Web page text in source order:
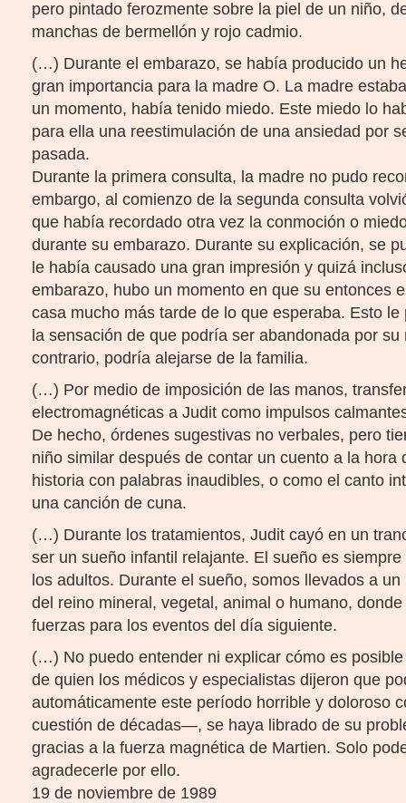
pero pintado ferozmente sobre la piel de un niño,
manchas de bermellón y rojo cadmio.
(…) Durante el embarazo, se había producido un
gran importancia para la madre O. La madre
un momento, había tenido miedo. Este miedo lo
para ella una reestimulación de una ansiedad por
pasada.
Durante la primera consulta, la madre no pudo
embargo, al comienzo de la segunda consulta
que había recordado otra vez la conmoción o
durante su embarazo. Durante su explicación, se
le había causado una gran impresión y quizá
embarazo, hubo un momento en que su entonces
casa mucho más tarde de lo que esperaba. Esto
la sensación de que podría ser abandonada por su
contrario, podría alejarse de la familia.
(…) Por medio de imposición de las manos,
electromagnéticas a Judit como impulsos
De hecho, órdenes sugestivas no verbales, pero
niño similar después de contar un cuento a la hora
historia con palabras inaudibles, o como el canto
una canción de cuna.
(…) Durante los tratamientos, Judit cayó en un
ser un sueño infantil relajante. El sueño es
los adultos. Durante el sueño, somos llevados a
del reino mineral, vegetal, animal o humano,
fuerzas para los eventos del día siguiente.
(…) No puedo entender ni explicar cómo es
de quien los médicos y especialistas dijeron que
automáticamente este período horrible y doloroso
cuestión de décadas—, se haya librado de su
gracias a la fuerza magnética de Martien. Solo
agradecerle por ello.
19 de noviembre de 1989